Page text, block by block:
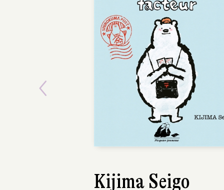
Kijima Seigo
Previous